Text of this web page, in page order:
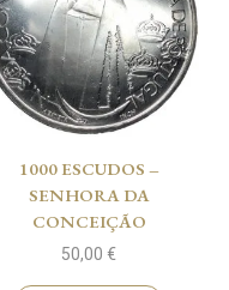
1000 ESCUDOS –
SENHORA DA
CONCEIÇÃO
50,00 €